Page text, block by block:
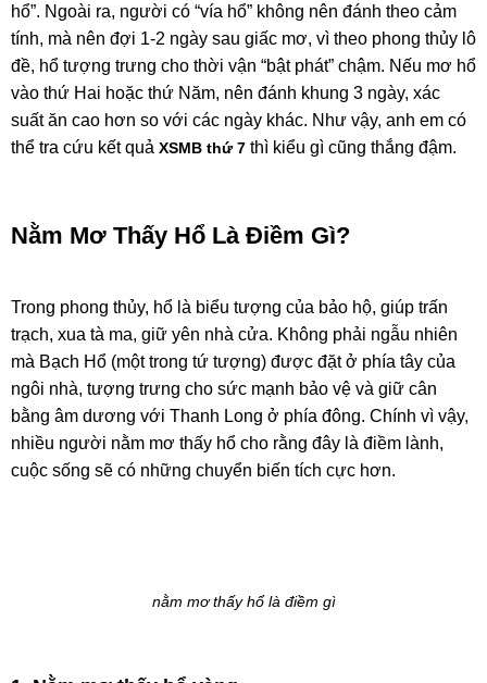
hổ”. Ngoài ra, người có “vía hổ” không nên đánh theo cảm
tính, mà nên đợi 1-2 ngày sau giấc mơ, vì theo phong thủy lô
đề, hổ tượng trưng cho thời vận “bật phát” chậm. Nếu mơ hổ
vào thứ Hai hoặc thứ Năm, nên đánh khung 3 ngày, xác
suất ăn cao hơn so với các ngày khác. Như vậy, anh em có
thể tra cứu kết quả XSMB thứ 7 thì kiểu gì cũng thắng đậm.
Nằm Mơ Thấy Hổ Là Điềm Gì?
Trong phong thủy, hổ là biểu tượng của bảo hộ, giúp trấn
trạch, xua tà ma, giữ yên nhà cửa. Không phải ngẫu nhiên
mà Bạch Hổ (một trong tứ tượng) được đặt ở phía tây của
ngôi nhà, tượng trưng cho sức mạnh bảo vệ và giữ cân
bằng âm dương với Thanh Long ở phía đông. Chính vì vậy,
nhiều người nằm mơ thấy hổ cho rằng đây là điềm lành,
cuộc sống sẽ có những chuyển biến tích cực hơn.
nằm mơ thấy hổ là điềm gì